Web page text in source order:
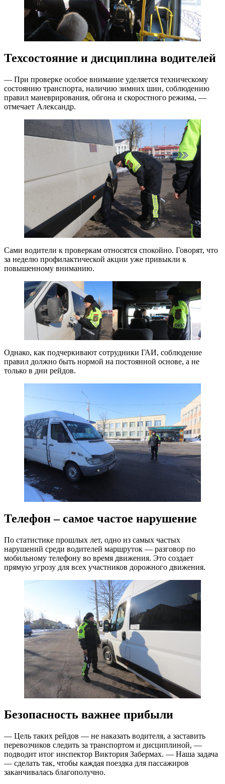
Техсостояние и дисциплина водителей
— При проверке особое внимание уделяется техническому
состоянию транспорта, наличию зимних шин, соблюдению
правил маневрирования, обгона и скоростного режима, —
отмечает Александр.
Сами водители к проверкам относятся спокойно. Говорят, что
за неделю профилактической акции уже привыкли к
повышенному вниманию.
Однако, как подчеркивают сотрудники ГАИ, соблюдение
правил должно быть нормой на постоянной основе, а не
только в дни рейдов.
Телефон – самое частое нарушение
По статистике прошлых лет, одно из самых частых
нарушений среди водителей маршруток — разговор по
мобильному телефону во время движения. Это создает
прямую угрозу для всех участников дорожного движения.
Безопасность важнее прибыли
— Цель таких рейдов — не наказать водителя, а заставить
перевозчиков следить за транспортом и дисциплиной, —
подводит итог инспектор Виктория Забермах. — Наша задача
— сделать так, чтобы каждая поездка для пассажиров
заканчивалась благополучно.